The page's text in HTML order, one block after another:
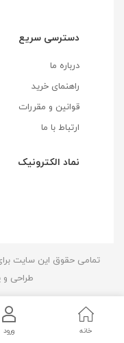
دسترسی سریع
درباره ما
راهنمای خرید
قوانین و مقررات
ارتباط با ما
نماد الکترونیک
تمامی حقوق این سایت
طراحی و
خانه ورود